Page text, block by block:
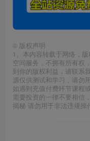
© 版权声明
1、本内容转载于网络，
空间服务，不拥有所有权
到你的版权利益，请联系
源仅供测试和学习，请勿
如遇到充值付费环节课程
需要投资的一律不要相信
揭秘 请勿用于非法违规操